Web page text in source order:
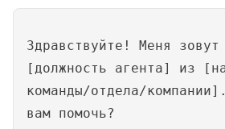
Здравствуйте! Меня
[должность агента] из
команды/отдела/
вам помочь?